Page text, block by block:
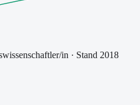
in · Stand 2018